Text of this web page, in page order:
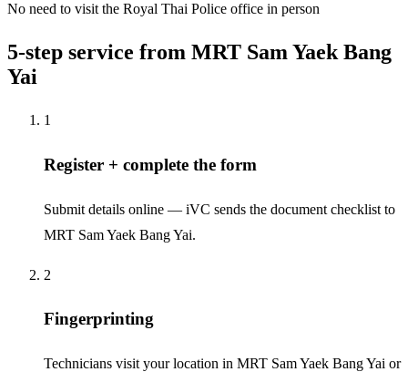
No need to visit the Royal Thai Police office in person
5-step service from MRT Sam Yaek Bang
Yai
1
Register + complete the form
Submit details online — iVC sends the document checklist to
MRT Sam Yaek Bang Yai.
2
Fingerprinting
Technicians visit your location in MRT Sam Yaek Bang Yai or